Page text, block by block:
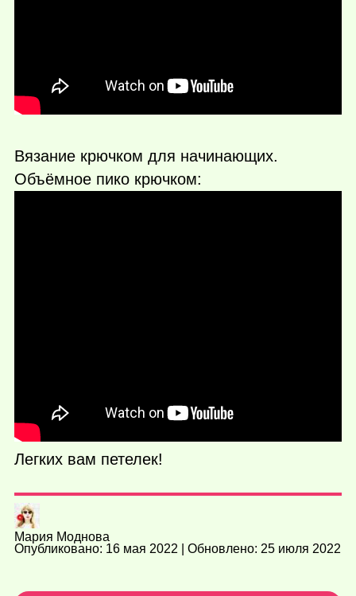
Вязание крючком для начинающих.
Объёмное пико крючком:
Легких вам петелек!
Мария Моднова
Опубликовано: 16 мая 2022 | Обновлено: 25 июля 2022